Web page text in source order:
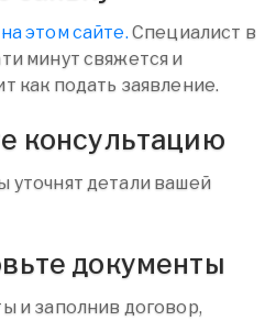
этом сайте. Специалист в
минут свяжется и
как подать заявление.
консультацию
уточнят детали вашей
документы
и заполнив договор,